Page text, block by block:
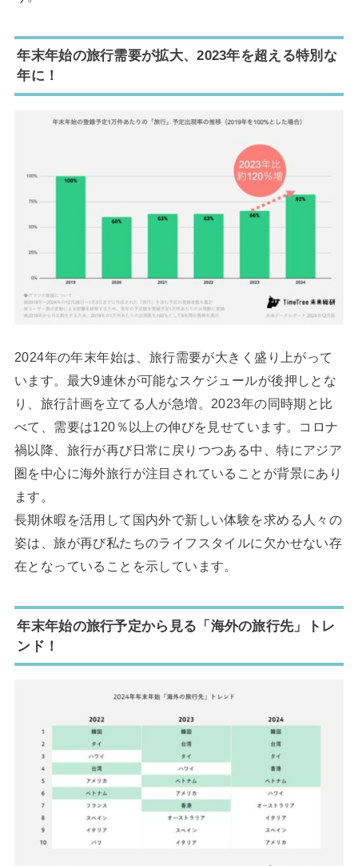
年末年始の旅行需要が拡大、2023年を超える特別な
年に！
2024年の年末年始は、旅行需要が大きく盛り上がって
います。最大9連休が可能なスケジュールが後押しとな
り、旅行計画を立てる人が急増。2023年の同時期と比
べて、需要は120％以上の伸びを見せています。コロナ
禍以降、旅行が再び日常に戻りつつある中、特にアジア
圏を中心に海外旅行が注目されていることが背景にあり
ます。
長期休暇を活用して国内外で新しい体験を求める人々の
姿は、旅が再び私たちのライフスタイルに欠かせない存
在となっていることを示しています。
年末年始の旅行予定から見る「海外の旅行先」トレ
ンド！